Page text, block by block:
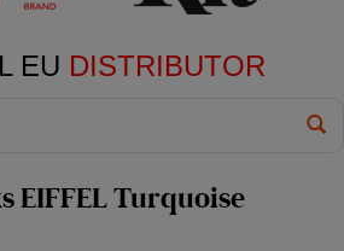
EU DISTRIBUTOR
EIFFEL Turquoise